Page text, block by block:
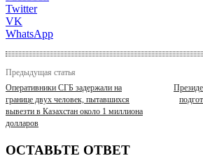
Twitter
VK
WhatsApp
Предыдущая статья
Оперативники СГБ задержали на
границе двух человек, пытавшихся
вывезти в Казахстан около 1 миллиона
долларов
ОСТАВЬТЕ ОТВЕТ